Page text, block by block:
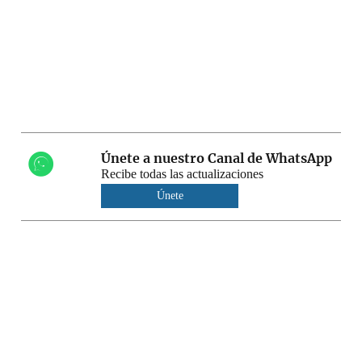
Únete a nuestro Canal de WhatsApp
Recibe todas las actualizaciones
Únete